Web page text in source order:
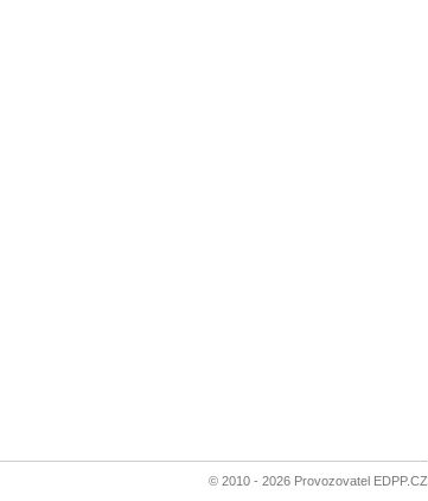
© 2010 - 2026 Provozovatel EDPP.CZ